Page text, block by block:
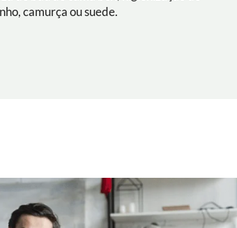
camurça ou suede.